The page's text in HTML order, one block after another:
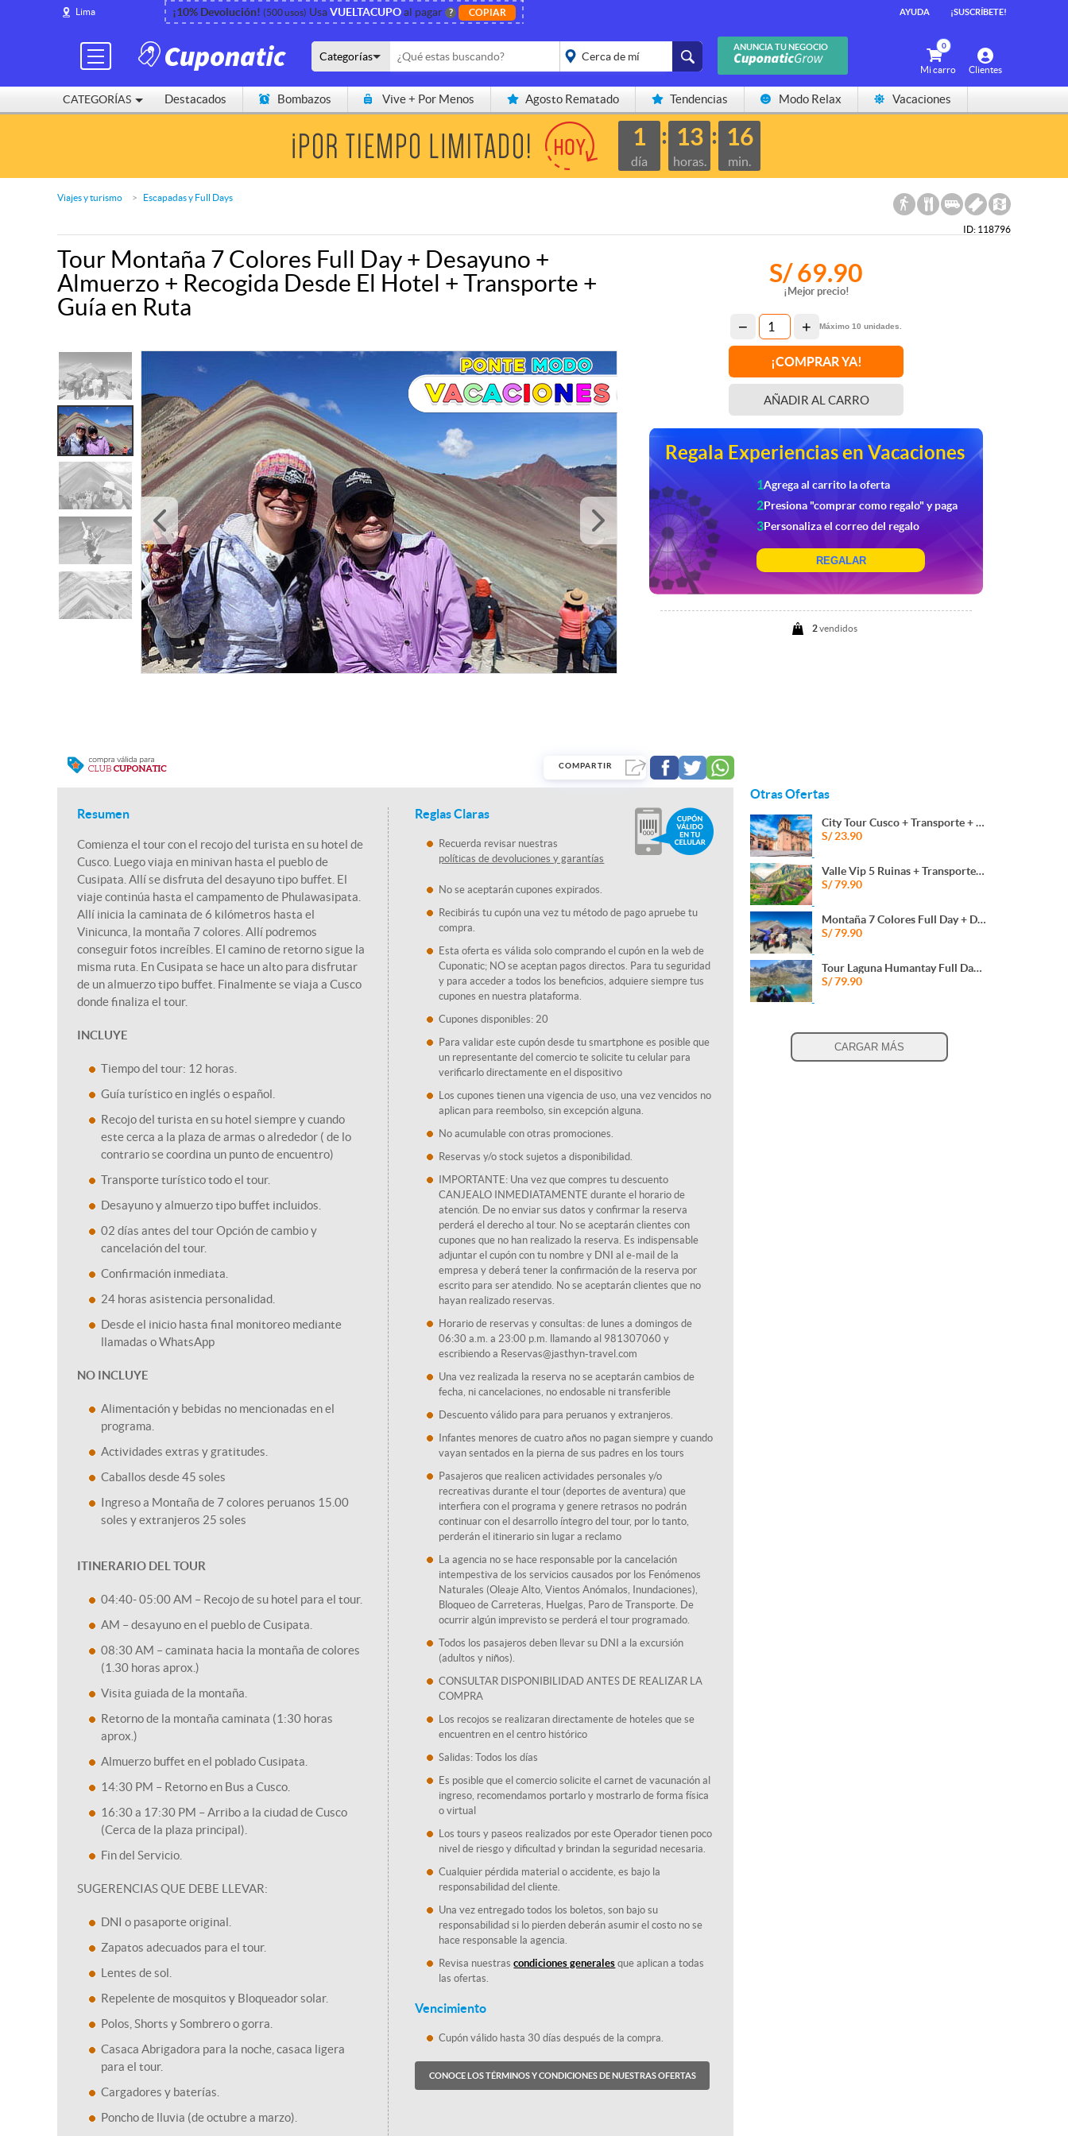
Lima ¡10% Devolución! (500 usos) UsaVUELTACUPOal pagar ? COPIAR AYUDA ¡SUSCRÍBETE!
CATEGORÍAS
ANUNCIA TU NEGOCIO
Clientes
Categorías
placeholder="Todo el
país">
0
Mi carro
Destacados Bombazos Vive + Por Menos Agosto Rematado Tendencias Modo Relax Vacaciones
1
día
13
horas.
16
min.
Viajes y turismo Escapadas y Full Days
ID: 118796
Tour Montaña 7 Colores Full Day + Desayuno +
Almuerzo + Recogida Desde El Hotel + Transporte +
Guía en Ruta
S/ 69.90
¡Mejor precio!
− + Máximo 10 unidades.
¡COMPRAR YA!
AÑADIR AL CARRO
Regala Experiencias en Vacaciones
1Agrega al carrito la oferta
2Presiona "comprar como regalo" y paga
3Personaliza el correo del regalo
REGALAR
2vendidos
COMPARTIR
Resumen
Comienza el tour con el recojo del turista en su hotel de
Cusco. Luego viaja en minivan hasta el pueblo de
Cusipata. Allí se disfruta del desayuno tipo buffet. El
viaje continúa hasta el campamento de Phulawasipata.
Allí inicia la caminata de 6 kilómetros hasta el
Vinicunca, la montaña 7 colores. Allí podremos
conseguir fotos increíbles. El camino de retorno sigue la
misma ruta. En Cusipata se hace un alto para disfrutar
de un almuerzo tipo buffet. Finalmente se viaja a Cusco
donde finaliza el tour.
INCLUYE
Tiempo del tour: 12 horas.
Guía turístico en inglés o español.
Recojo del turista en su hotel siempre y cuando
este cerca a la plaza de armas o alrededor ( de lo
contrario se coordina un punto de encuentro)
Transporte turístico todo el tour.
Desayuno y almuerzo tipo buffet incluidos.
02 días antes del tour Opción de cambio y
cancelación del tour.
Confirmación inmediata.
24 horas asistencia personalidad.
Desde el inicio hasta final monitoreo mediante
llamadas o WhatsApp
NO INCLUYE
Alimentación y bebidas no mencionadas en el
programa.
Actividades extras y gratitudes.
Caballos desde 45 soles
Ingreso a Montaña de 7 colores peruanos 15.00
soles y extranjeros 25 soles
ITINERARIO DEL TOUR
04:40- 05:00 AM – Recojo de su hotel para el tour.
AM – desayuno en el pueblo de Cusipata.
08:30 AM – caminata hacia la montaña de colores
(1.30 horas aprox.)
Visita guiada de la montaña.
Retorno de la montaña caminata (1:30 horas
aprox.)
Almuerzo buffet en el poblado Cusipata.
14:30 PM – Retorno en Bus a Cusco.
16:30 a 17:30 PM – Arribo a la ciudad de Cusco
(Cerca de la plaza principal).
Fin del Servicio.
SUGERENCIAS QUE DEBE LLEVAR:
DNI o pasaporte original.
Zapatos adecuados para el tour.
Lentes de sol.
Repelente de mosquitos y Bloqueador solar.
Polos, Shorts y Sombrero o gorra.
Casaca Abrigadora para la noche, casaca ligera
para el tour.
Cargadores y baterías.
Poncho de lluvia (de octubre a marzo).
Reglas Claras
Recuerda revisar nuestras
políticas de devoluciones y garantías
No se aceptarán cupones expirados.
Recibirás tu cupón una vez tu método de pago apruebe tu
compra.
Esta oferta es válida solo comprando el cupón en la web de
Cuponatic; NO se aceptan pagos directos. Para tu seguridad
y para acceder a todos los beneficios, adquiere siempre tus
cupones en nuestra plataforma.
Cupones disponibles: 20
Para validar este cupón desde tu smartphone es posible que
un representante del comercio te solicite tu celular para
verificarlo directamente en el dispositivo
Los cupones tienen una vigencia de uso, una vez vencidos no
aplican para reembolso, sin excepción alguna.
No acumulable con otras promociones.
Reservas y/o stock sujetos a disponibilidad.
IMPORTANTE: Una vez que compres tu descuento
CANJEALO INMEDIATAMENTE durante el horario de
atención. De no enviar sus datos y confirmar la reserva
perderá el derecho al tour. No se aceptarán clientes con
cupones que no han realizado la reserva. Es indispensable
adjuntar el cupón con tu nombre y DNI al e-mail de la
empresa y deberá tener la confirmación de la reserva por
escrito para ser atendido. No se aceptarán clientes que no
hayan realizado reservas.
Horario de reservas y consultas: de lunes a domingos de
06:30 a.m. a 23:00 p.m. llamando al 981307060 y
escribiendo a Reservas@jasthyn-travel.com
Una vez realizada la reserva no se aceptarán cambios de
fecha, ni cancelaciones, no endosable ni transferible
Descuento válido para para peruanos y extranjeros.
Infantes menores de cuatro años no pagan siempre y cuando
vayan sentados en la pierna de sus padres en los tours
Pasajeros que realicen actividades personales y/o
recreativas durante el tour (deportes de aventura) que
interfiera con el programa y genere retrasos no podrán
continuar con el desarrollo íntegro del tour, por lo tanto,
perderán el itinerario sin lugar a reclamo
La agencia no se hace responsable por la cancelación
intempestiva de los servicios causados por los Fenómenos
Naturales (Oleaje Alto, Vientos Anómalos, Inundaciones),
Bloqueo de Carreteras, Huelgas, Paro de Transporte. De
ocurrir algún imprevisto se perderá el tour programado.
Todos los pasajeros deben llevar su DNI a la excursión
(adultos y niños).
CONSULTAR DISPONIBILIDAD ANTES DE REALIZAR LA
COMPRA
Los recojos se realizaran directamente de hoteles que se
encuentren en el centro histórico
Salidas: Todos los días
Es posible que el comercio solicite el carnet de vacunación al
ingreso, recomendamos portarlo y mostrarlo de forma física
o virtual
Los tours y paseos realizados por este Operador tienen poco
nivel de riesgo y dificultad y brindan la seguridad necesaria.
Cualquier pérdida material o accidente, es bajo la
responsabilidad del cliente.
Una vez entregado todos los boletos, son bajo su
responsabilidad si lo pierden deberán asumir el costo no se
hace responsable la agencia.
Revisa nuestrascondiciones generales que aplican a todas
las ofertas.
Vencimiento
Cupón válido hasta 30 días después de la compra.
CONOCE LOS TÉRMINOS Y CONDICIONES DE NUESTRAS OFERTAS
Otras Ofertas
City Tour Cusco + Transporte + Guía + 04 Ruinas y Más
S/ 23.90
Valle Vip 5 Ruinas + Transporte + Guia+ Recojo en su Hotel
S/ 79.90
Montaña 7 Colores Full Day + Desayuno+ Almuerzo Buffet y Más
S/ 79.90
Tour Laguna Humantay Full Day + Transporte + Guía y Más
S/ 79.90
CARGAR MÁS